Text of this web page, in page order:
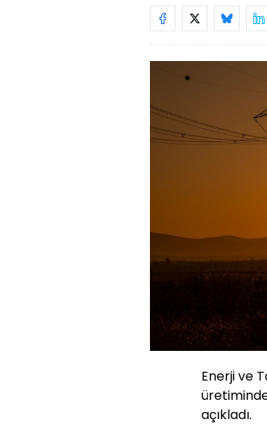
Enerji ve
açıkladı.